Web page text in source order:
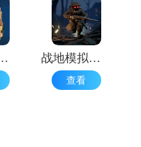
存游戏 战地模拟器像素版
查看